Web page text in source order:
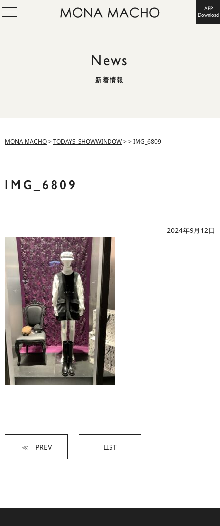
APP
Download
News
新着情報
MONA MACHO>TODAYS_SHOWWINDOW>>IMG_6809
IMG_6809
2024年9月12日
≪ PREV LIST